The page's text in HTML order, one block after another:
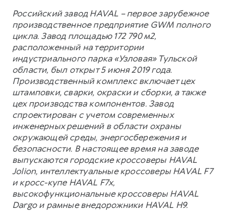
Российский завод HAVAL – первое зарубежное
производственное предприятие GWM полного
цикла. Завод площадью 172 790 м2,
расположенный на территории
индустриального парка «Узловая» Тульской
области, был открыт 5 июня 2019 года.
Производственный комплекс включает цех
штамповки, сварки, окраски и сборки, а также
цех производства компонентов. Завод
спроектирован с учетом современных
инженерных решений в области охраны
окружающей среды, энергосбережения и
безопасности. В настоящее время на заводе
выпускаются городские кроссоверы HAVAL
Jolion, интеллектуальные кроссоверы HAVAL F7
и кросс-купе HAVAL F7x,
высокофункциональные кроссоверы HAVAL
Dargo и рамные внедорожники HAVAL H9.